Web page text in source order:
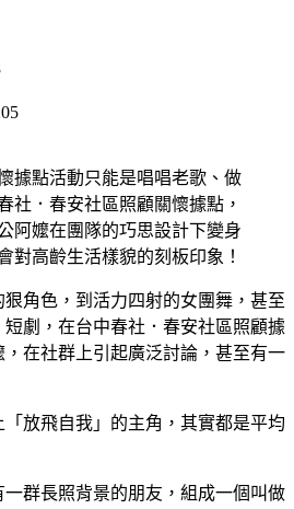
據點活動只能是唱唱老歌、做
社．春安社區照顧關懷據點，
阿嬤在團隊的巧思設計下變身
對高齡生活樣貌的刻板印象！
角色，到活力四射的女團舞，甚至
劇，在台中春社．春安社區照顧據
在社群上引起廣泛討論，甚至有一
放飛自我」的主角，其實都是平均
一群長照背景的朋友，組成一個叫做